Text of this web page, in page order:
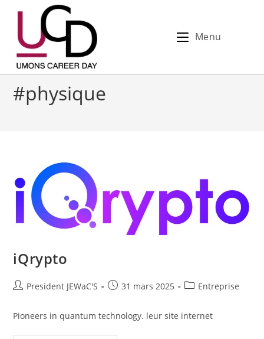
Menu
#physique
iQrypto
President JEWaC'S 31 mars 2025 Entreprise
Pioneers in quantum technology. leur site internet